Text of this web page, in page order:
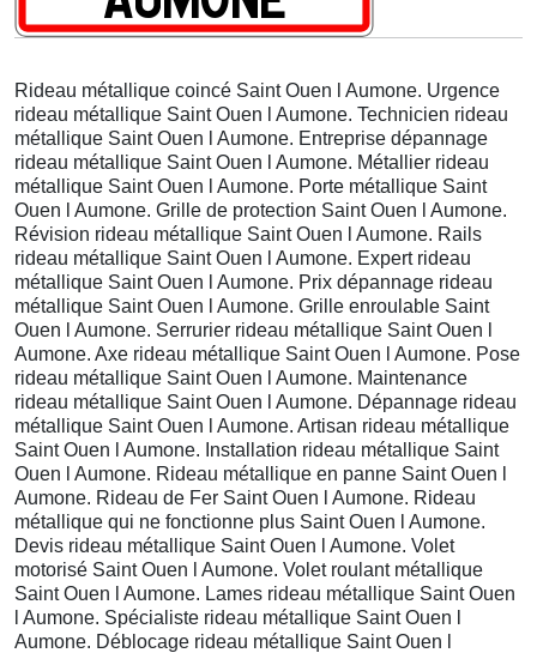
Rideau métallique coincé Saint Ouen l Aumone. Urgence
rideau métallique Saint Ouen l Aumone. Technicien rideau
métallique Saint Ouen l Aumone. Entreprise dépannage
rideau métallique Saint Ouen l Aumone. Métallier rideau
métallique Saint Ouen l Aumone. Porte métallique Saint
Ouen l Aumone. Grille de protection Saint Ouen l Aumone.
Révision rideau métallique Saint Ouen l Aumone. Rails
rideau métallique Saint Ouen l Aumone. Expert rideau
métallique Saint Ouen l Aumone. Prix dépannage rideau
métallique Saint Ouen l Aumone. Grille enroulable Saint
Ouen l Aumone. Serrurier rideau métallique Saint Ouen l
Aumone. Axe rideau métallique Saint Ouen l Aumone. Pose
rideau métallique Saint Ouen l Aumone. Maintenance
rideau métallique Saint Ouen l Aumone. Dépannage rideau
métallique Saint Ouen l Aumone. Artisan rideau métallique
Saint Ouen l Aumone. Installation rideau métallique Saint
Ouen l Aumone. Rideau métallique en panne Saint Ouen l
Aumone. Rideau de Fer Saint Ouen l Aumone. Rideau
métallique qui ne fonctionne plus Saint Ouen l Aumone.
Devis rideau métallique Saint Ouen l Aumone. Volet
motorisé Saint Ouen l Aumone. Volet roulant métallique
Saint Ouen l Aumone. Lames rideau métallique Saint Ouen
l Aumone. Spécialiste rideau métallique Saint Ouen l
Aumone. Déblocage rideau métallique Saint Ouen l